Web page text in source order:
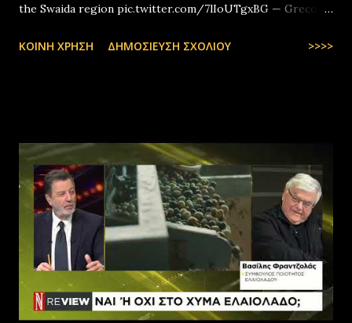
the Swaida region pic.twitter.com/7lIoUTgxBG — Greco-
ΚΟΙΝΉ ΧΡΉΣΗ ΔΗΜΟΣΊΕΥΣΗ ΣΧΟΛΊΟΥ >>>>